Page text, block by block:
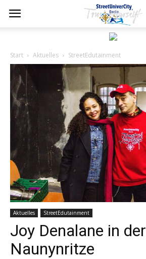
Start Aktuelles StreetEdutainment
Aktuelles StreetEdutainment
Joy Denalane in der
Naunynritze